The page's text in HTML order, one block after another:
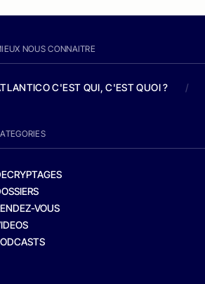
NOUS CONNAITRE
C'EST QUI, C'EST QUOI ? /
VOUS